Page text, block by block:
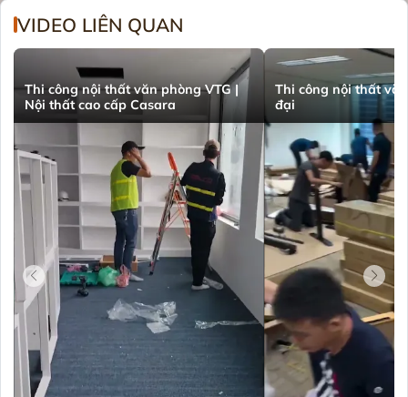
VIDEO LIÊN QUAN
Thi công nội thất văn phòng VTG |
Nội thất cao cấp Casara
Thi công nội thất
đại